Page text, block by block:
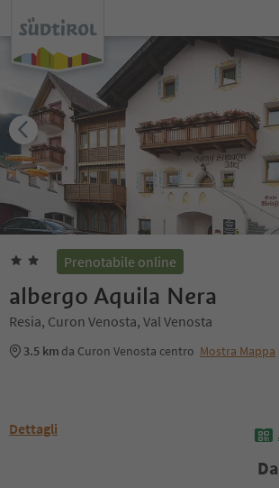
Prenotabile online
albergo Aquila Nera
Resia, Curon Venosta, Val Venosta
3.5 km da Curon Venosta centro Mostra Mappa
Dettagli
Da